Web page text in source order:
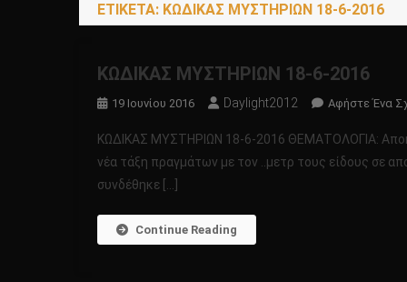
ΕΤΙΚΈΤΑ: ΚΩΔΙΚΑΣ ΜΥΣΤΗΡΙΩΝ 18-6-2016
ΚΩΔΙΚΑΣ ΜΥΣΤΗΡΙΩΝ 18-6-2016
19 Ιουνίου 2016 Daylight2012 Αφήστε Ένα
ΚΩΔΙΚΑΣ ΜΥΣΤΗΡΙΩΝ 18-6-2016 ΘΕΜΑΤΟΛΟΓΙΑ:
νέα τάξη πραγμάτων με τον ..μετρ τους είδους σε
συνδέθηκε […]
Continue Reading